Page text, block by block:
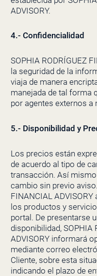
ADVISORY.
4.- Confidencialidad
SOPHIA RODRÍGUEZ
la seguridad de la
viaja de manera
manejada de tal forma
por agentes externos a
5.- Disponibilidad y
Los precios están
de acuerdo al tipo de
transacción. Así
cambio sin previo
FINANCIAL
los productos y
portal. De presentarse
disponibilidad, SOPHIA
ADVISORY informará
mediante correo
Cliente, sobre esta
indicando el plazo de